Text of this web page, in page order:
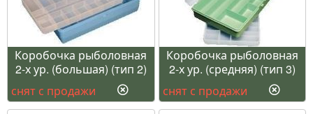
Коробочка рыболовная
2-х ур. (большая) (тип 2)
снят с продажи
Коробочка рыболовная
2-х ур. (средняя) (тип 3)
снят с продажи